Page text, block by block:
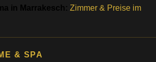
in Marrakesch: Zimmer & Preise im
& SPA